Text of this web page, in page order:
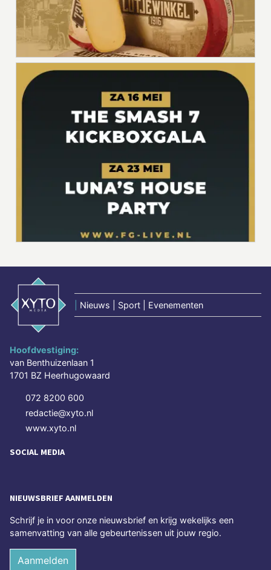
Nieuws | Sport | Evenementen
Hoofdvestiging:
van Benthuizenlaan 1
1701 BZ Heerhugowaard
072 8200 600
redactie@xyto.nl
www.xyto.nl
SOCIAL MEDIA
NIEUWSBRIEF AANMELDEN
Schrijf je in voor onze nieuwsbrief en krijg wekelijks een
samenvatting van alle gebeurtenissen uit jouw regio.
Aanmelden